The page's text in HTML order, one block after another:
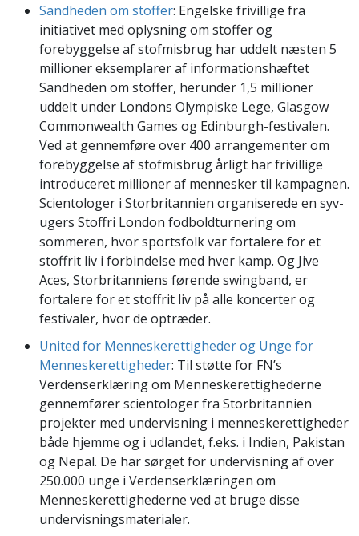
Sandheden om stoffer: Engelske frivillige fra
initiativet med oplysning om stoffer og
forebyggelse af stofmisbrug har uddelt næsten 5
millioner eksemplarer af informationshæftet
Sandheden om stoffer, herunder 1,5 millioner
uddelt under Londons Olympiske Lege, Glasgow
Commonwealth Games og Edinburgh-festivalen.
Ved at gennemføre over 400 arrangementer om
forebyggelse af stofmisbrug årligt har frivillige
introduceret millioner af mennesker til kampagnen.
Scientologer i Storbritannien organiserede en syv-
ugers Stoffri London fodboldturnering om
sommeren, hvor sportsfolk var fortalere for et
stoffrit liv i forbindelse med hver kamp. Og Jive
Aces, Storbritanniens førende swingband, er
fortalere for et stoffrit liv på alle koncerter og
festivaler, hvor de optræder.
United for Menneskerettigheder og Unge for
Menneskerettigheder: Til støtte for FN’s
Verdenserklæring om Menneskerettighederne
gennemfører scientologer fra Storbritannien
projekter med undervisning i menneskerettigheder
både hjemme og i udlandet, f.eks. i Indien, Pakistan
og Nepal. De har sørget for undervisning af over
250.000 unge i Verdenserklæringen om
Menneskerettighederne ved at bruge disse
undervisningsmaterialer.